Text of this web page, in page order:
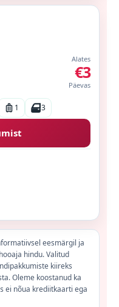
Alates
€3
Päevas
1 3
eesmärgil ja
hindu. Valitud
kiireks
Oleme koostanud ka
ei nõua krediitkaarti ega